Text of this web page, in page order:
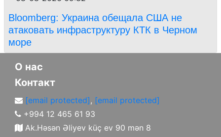
Bloomberg: Украина обещала США не
атаковать инфраструктуру КТК в Черном
море
О нас
Контакт
[email protected], [email protected]
+994 12 465 61 93
Ak.Həsən Əliyev küç ev 90 mən 8